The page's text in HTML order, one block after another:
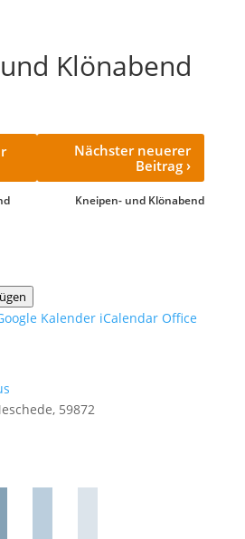
Klönabend
Nächster neuerer
Beitrag›
Kneipen- und Klönabend
Kalender iCalendar Office
59872